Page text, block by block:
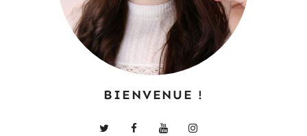
BIENVENUE !